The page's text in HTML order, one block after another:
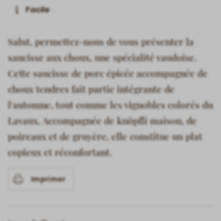
Facile
Salut, permettez-nous de vous présenter la
saucisse aux choux, une spécialité vaudoise.
Cette saucisse de porc épicée accompagnée de
choux tendres fait partie intégrante de
l'automne, tout comme les vignobles colorés du
Lavaux. Accompagnée de knöpfli maison, de
poireaux et de gruyère, elle constitue un plat
copieux et réconfortant.
Imprimer